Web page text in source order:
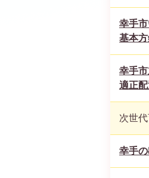
幸手
基本
幸手
適正
次世
幸手